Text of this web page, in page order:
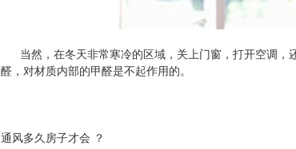
当然，在冬天非常寒冷的区域，关上门窗，打开空调，
醛，对材质内部的甲醛是不起作用的。
通风多久房子才会 ？